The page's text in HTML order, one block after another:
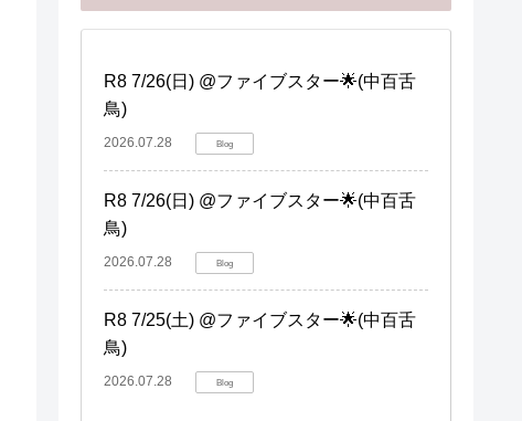
R8 7/26(日) @ファイブスター🌟(中百舌
鳥)
2026.07.28 Blog
R8 7/26(日) @ファイブスター🌟(中百舌
鳥)
2026.07.28 Blog
R8 7/25(土) @ファイブスター🌟(中百舌
鳥)
2026.07.28 Blog